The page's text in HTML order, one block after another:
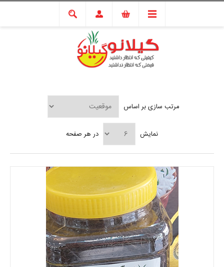
مرتب سازی بر اساس
نمایش در هر صفحه